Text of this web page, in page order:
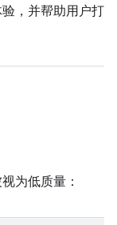
，并帮助用户打
为低质量：